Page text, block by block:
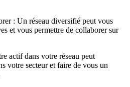
: Un réseau diversifié peut vous
et vous permettre de collaborer sur
actif dans votre réseau peut
votre secteur et faire de vous un